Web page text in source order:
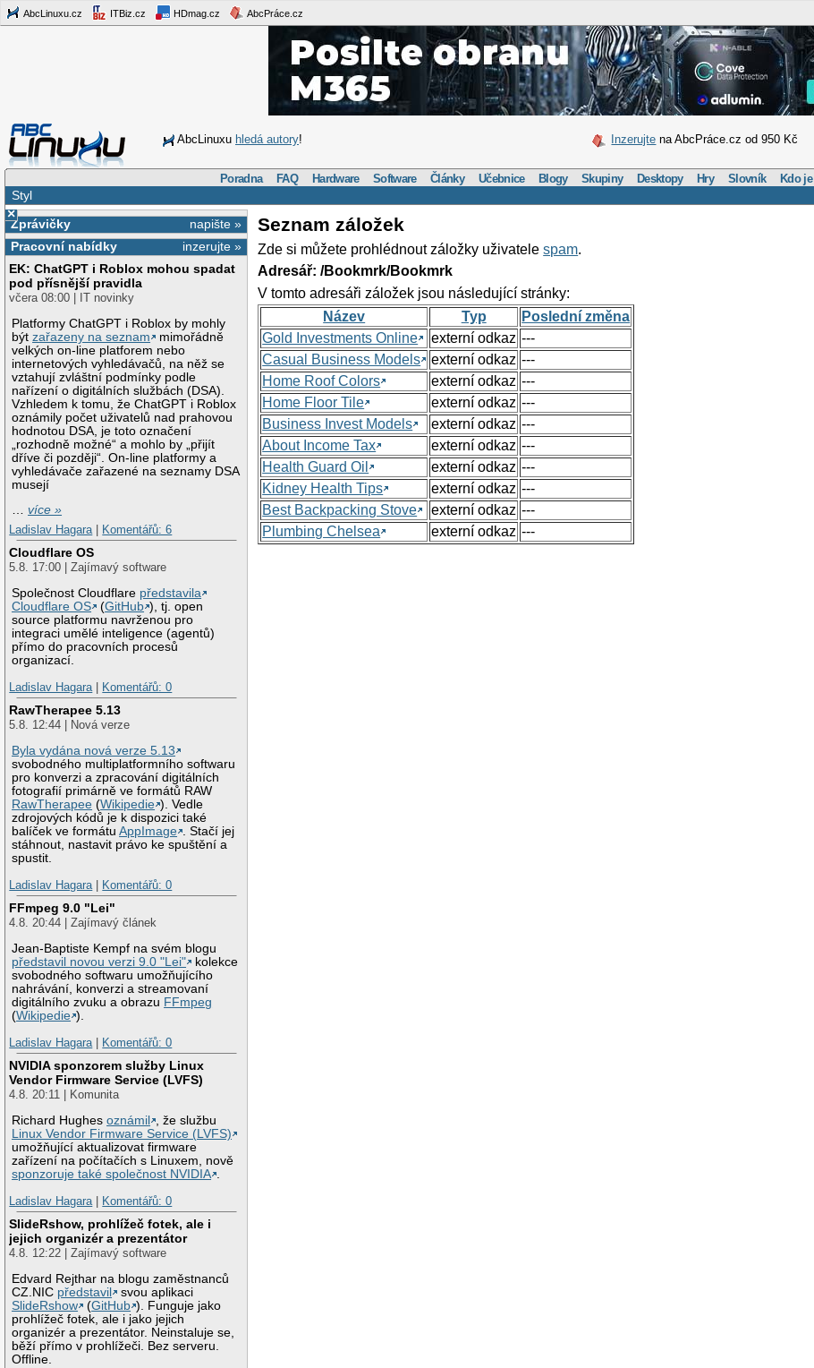
AbcLinuxu.cz ITBiz.cz HDmag.cz AbcPráce.cz
AbcLinuxu hledá autory! Inzerujte na AbcPráce.cz od 950 Kč
Poradna FAQ Hardware Software Články Učebnice Blogy Skupiny Desktopy Hry Slovník Kdo je
Styl
×
napište »
Zprávičky
inzerujte »
Pracovní nabídky
EK: ChatGPT i Roblox mohou spadat
pod přísnější pravidla
včera 08:00 | IT novinky
Platformy ChatGPT i Roblox by mohly
býtzařazeny na seznam
mimořádně
velkých on-line platforem nebo
internetových vyhledávačů, na něž se
vztahují zvláštní podmínky podle
nařízení o digitálních službách (DSA).
Vzhledem k tomu, že ChatGPT i Roblox
oznámily počet uživatelů nad prahovou
hodnotou DSA, je toto označení
„rozhodně možné“ a mohlo by „přijít
dříve či později“. On-line platformy a
vyhledávače zařazené na seznamy DSA
musejí
…více »
Ladislav Hagara
Komentářů: 6
Cloudflare OS
5.8. 17:00 | Zajímavý software
Společnost Cloudflare představila
Cloudflare OS
(GitHub ), tj. open
source platformu navrženou pro
integraci umělé inteligence (agentů)
přímo do pracovních procesů
organizací.
Ladislav Hagara
Komentářů: 0
RawTherapee 5.13
5.8. 12:44 | Nová verze
Byla vydána nová verze 5.13
svobodného multiplatformního softwaru
pro konverzi a zpracování digitálních
fotografií primárně ve formátů RAW
RawTherapee (Wikipedie ). Vedle
zdrojových kódů je k dispozici také
balíček ve formátuAppImage . Stačí jej
stáhnout, nastavit právo ke spuštění a
spustit.
Ladislav Hagara
Komentářů: 0
FFmpeg 9.0 "Lei"
4.8. 20:44 | Zajímavý článek
Jean-Baptiste Kempf na svém blogu
představil novou verzi 9.0 "Lei"
kolekce
svobodného softwaru umožňujícího
nahrávání, konverzi a streamovaní
digitálního zvuku a obrazu FFmpeg
(Wikipedie ).
Ladislav Hagara
Komentářů: 0
NVIDIA sponzorem služby Linux
Vendor Firmware Service (LVFS)
4.8. 20:11 | Komunita
Richard Hughesoznámil
, že službu
Linux Vendor Firmware Service (LVFS)
umožňující aktualizovat firmware
zařízení na počítačích s Linuxem, nově
sponzoruje také společnost NVIDIA .
Ladislav Hagara | Komentářů: 0
SlideRshow, prohlížeč fotek, ale i
jejich organizér a prezentátor
4.8. 12:22 | Zajímavý software
Edvard Rejthar na blogu zaměstnanců
CZ.NIC představil
svou aplikaci
SlideRshow
(GitHub ). Funguje jako
prohlížeč fotek, ale i jako jejich
organizér a prezentátor. Neinstaluje se,
běží přímo v prohlížeči. Bez serveru.
Offline.
Seznam záložek
Zde si můžete prohlédnout záložky uživatelespam.
Adresář: /Bookmrk/Bookmrk
V tomto adresáři záložek jsou následující stránky:
Název
Typ
Poslední změna
Gold Investments Online
externí odkaz ---
Casual Business Models
externí odkaz ---
Home Roof Colors
externí odkaz ---
Home Floor Tile
externí odkaz ---
Business Invest Models
externí odkaz ---
About Income Tax
externí odkaz ---
Health Guard Oil
externí odkaz ---
Kidney Health Tips
externí odkaz ---
Best Backpacking Stove
externí odkaz ---
Plumbing Chelsea
externí odkaz ---